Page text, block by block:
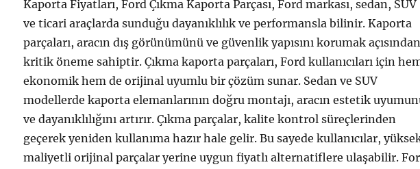
Kaporta Fiyatları, Ford Çıkma Kaporta Parçası, Ford markası, sedan, SUV
ve ticari araçlarda sunduğu dayanıklılık ve performansla bilinir. Kaporta
parçaları, aracın dış görünümünü ve güvenlik yapısını korumak açısından
kritik öneme sahiptir. Çıkma kaporta parçaları, Ford kullanıcıları için
ekonomik hem de orijinal uyumlu bir çözüm sunar. Sedan ve SUV
modellerde kaporta elemanlarının doğru montajı, aracın estetik
ve dayanıklılığını artırır. Çıkma parçalar, kalite kontrol süreçlerinden
geçerek yeniden kullanıma hazır hale gelir. Bu sayede kullanıcılar,
maliyetli orijinal parçalar yerine uygun fiyatlı alternatiflere ulaşabilir.